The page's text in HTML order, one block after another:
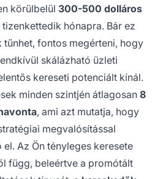
körülbelül 300-500 dolláros
tizenkettedik hónapra. Bár ez
tűnhet, fontos megérteni, hogy
skálázható üzleti
kereseti potenciált kínál.
minden szintjén átlagosan 8
, ami azt mutatja, hogy
megvalósítással
Az Ön tényleges keresete
függ, beleértve a promótált